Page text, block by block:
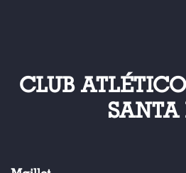
CLUB
SANTA